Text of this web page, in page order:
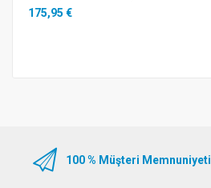
175,95 €
100 % Müşteri Memnuniyeti